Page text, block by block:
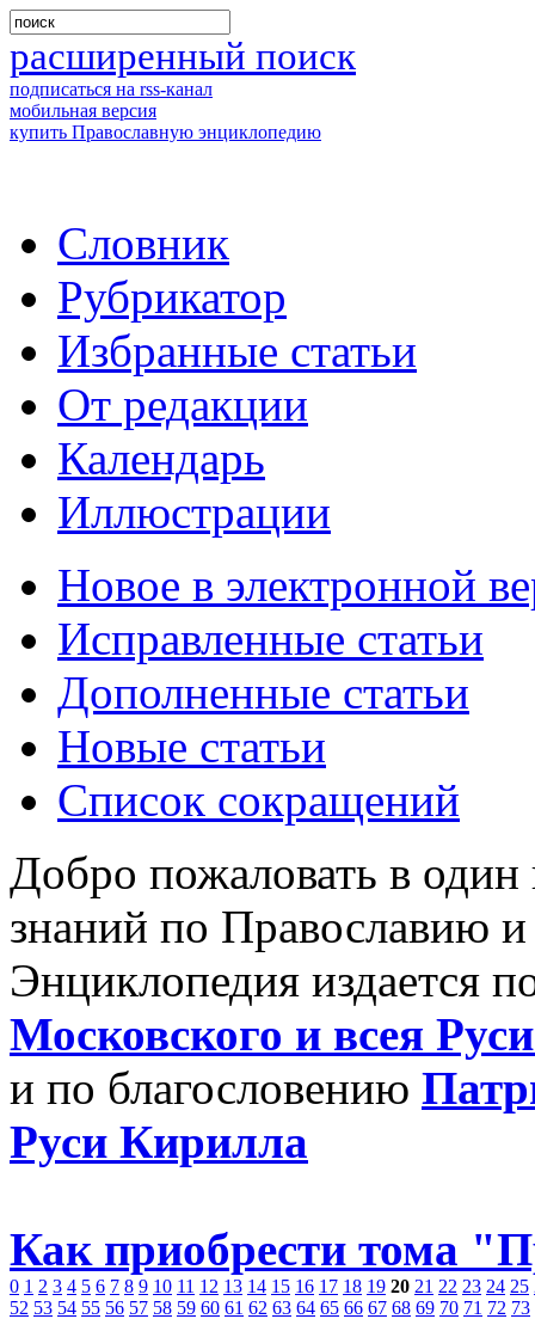
расширенный поиск
подписаться на rss-канал
мобильная версия
купить Православную энциклопедию
Словник
Рубрикатор
Избранные статьи
От редакции
Календарь
Иллюстрации
Новое в электронной
Исправленные статьи
Дополненные статьи
Новые статьи
Список сокращений
Добро пожаловать в
знаний по Православию
Энциклопедия издается
Московского и всея
и по благословению
Руси Кирилла
Как приобрести тома
0 1 2 3 4 5 6 7 8 9 10 11 12 13 14 15 16 17 18 19 20 21 22 23 24 25
52 53 54 55 56 57 58 59 60 61 62 63 64 65 66 67 68 69 70 71 72 73